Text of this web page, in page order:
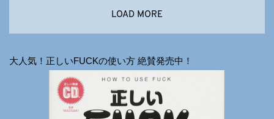
LOAD MORE
大人気！正しいFUCKの使い方 絶賛発売中！